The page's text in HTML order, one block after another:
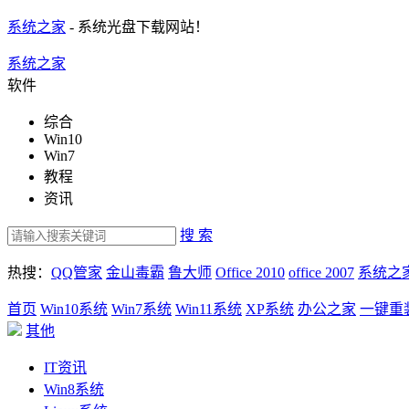
系统之家 - 系统光盘下载网站！
系统之家
软件
综合
Win10
Win7
教程
资讯
搜 索
热搜： QQ管家 金山毒霸 鲁大师 Office 2010 office 2007 系统之
首页 Win10系统 Win7系统 Win11系统 XP系统 办公之家 一键重
其他
IT资讯
Win8系统